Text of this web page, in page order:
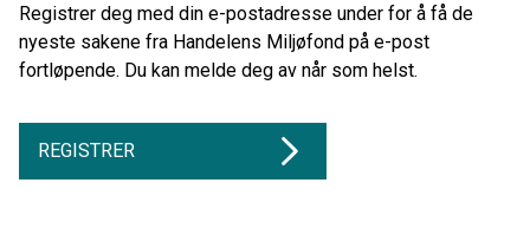
Registrer deg med din e-postadresse under for å få de
nyeste sakene fra Handelens Miljøfond på e-post
fortløpende. Du kan melde deg av når som helst.
REGISTRER